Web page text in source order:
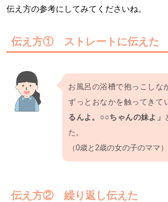
伝え方の参考にしてみてくださいね。
伝え方① ストレートに伝えた
お風呂の浴槽で抱っこしな
ずっとおなかを触ってきて
るんよ。○○ちゃんの妹よ」
た。
（0歳と2歳の女の子のママ）
伝え方② 繰り返し伝えた